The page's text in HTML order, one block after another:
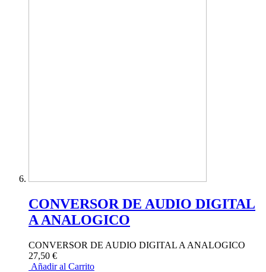
CONVERSOR DE AUDIO DIGITAL
A ANALOGICO
CONVERSOR DE AUDIO DIGITAL A ANALOGICO
27,50 €
Añadir al Carrito